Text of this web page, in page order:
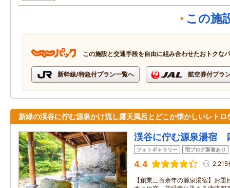
この施
この施設と交通手段を自由に組み合わせたおトクな
新幹線/特急付プラン一覧へ 航空券付プラ
新緑の渓谷に佇む源泉かけ流し露天風呂とどこか懐かしいレトロ
渓谷に佇む源泉湯宿
フォトギャラリー 宿ブログ新着あり
4.4 2,215
【創業三百余年の源泉湯宿】お